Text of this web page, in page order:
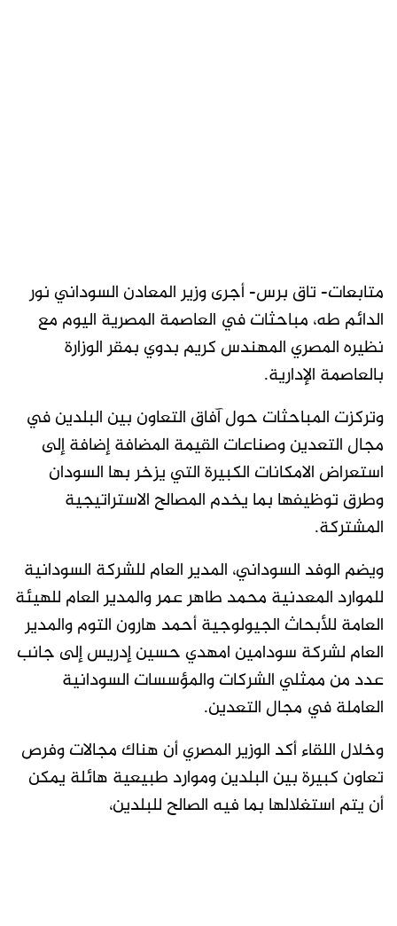
متابعات- تاق برس- أجرى وزير المعادن السوداني نور
الدائم طه، مباحثات في العاصمة المصرية اليوم مع
نظيره المصري المهندس كريم بدوي بمقر الوزارة
بالعاصمة الإدارية.
وتركزت المباحثات حول آفاق التعاون بين البلدين في
مجال التعدين وصناعات القيمة المضافة إضافة إلى
استعراض الامكانات الكبيرة التي يزخر بها السودان
وطرق توظيفها بما يخدم المصالح الاستراتيجية
المشتركة.
ويضم الوفد السوداني، المدير العام للشركة السودانية
للموارد المعدنية محمد طاهر عمر والمدير العام للهيئة
العامة للأبحاث الجيولوجية أحمد هارون التوم والمدير
العام لشركة سودامين امهدي حسين إدريس إلى جانب
عدد من ممثلي الشركات والمؤسسات السودانية
العاملة في مجال التعدين.
وخلال اللقاء أكد الوزير المصري أن هناك مجالات وفرص
تعاون كبيرة بين البلدين وموارد طبيعية هائلة يمكن
أن يتم استغلالها بما فيه الصالح للبلدين،